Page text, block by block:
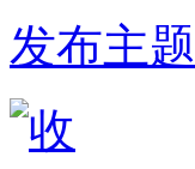
发布主题